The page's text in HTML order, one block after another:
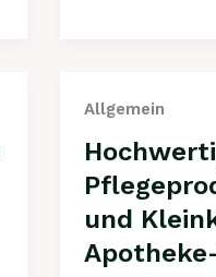
Sonderlänge
optimal
Allgemein
und